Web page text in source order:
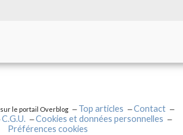
sur le portail Overblog Top articles
Contact
C.G.U.
Cookies et données personnelles
Préférences cookies